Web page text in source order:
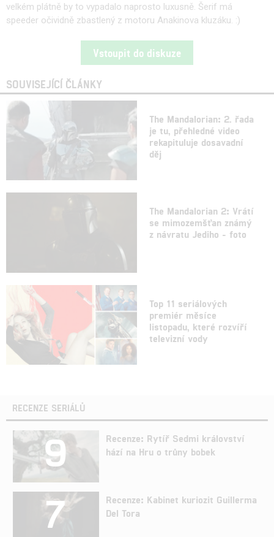
velkém plátně by to vypadalo naprosto luxusně. Šerif má
speeder očividně zbastlený z motoru Anakinova kluzáku. :)
Vstoupit do diskuze
SOUVISEJÍCÍ ČLÁNKY
The Mandalorian: 2. řada
je tu, přehledné video
rekapituluje dosavadní
děj
The Mandalorian 2: Vrátí
se mimozemšťan známý
z návratu Jediho - foto
Top 11 seriálových
premiér měsíce
listopadu, které rozvíří
televizní vody
RECENZE SERIÁLŮ
9
Recenze: Rytíř Sedmi království
hází na Hru o trůny bobek
7
Recenze: Kabinet kuriozit Guillerma
Del Tora